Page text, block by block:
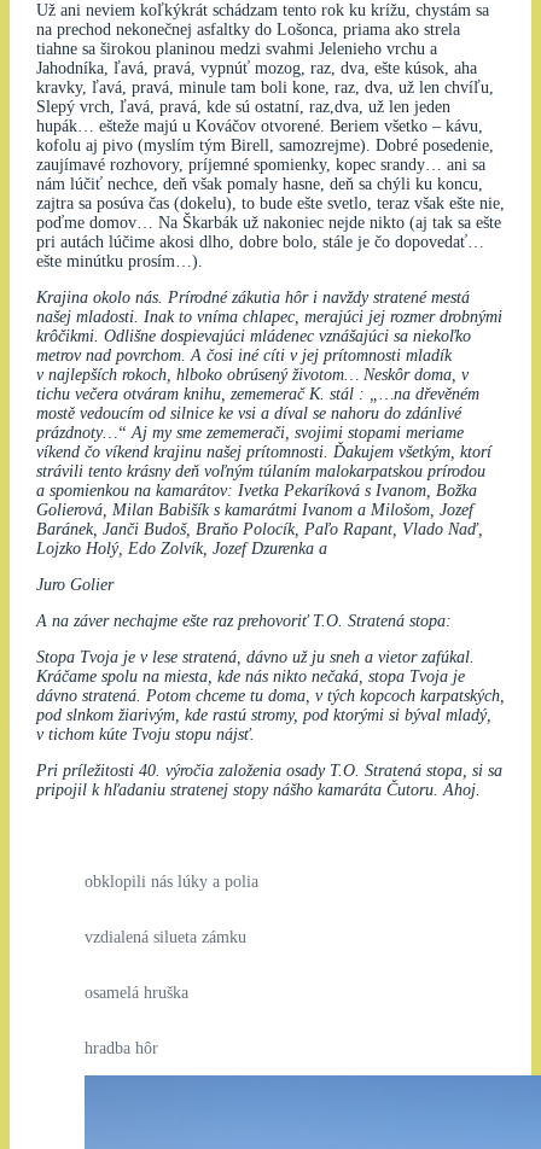
Už ani neviem koľkýkrát schádzam tento rok ku krížu, chystám sa
na prechod nekonečnej asfaltky do Lošonca, priama ako strela
tiahne sa širokou planinou medzi svahmi Jelenieho vrchu a
Jahodníka, ľavá, pravá, vypnúť mozog, raz, dva, ešte kúsok, aha
kravky, ľavá, pravá, minule tam boli kone, raz, dva, už len chvíľu,
Slepý vrch, ľavá, pravá, kde sú ostatní, raz,dva, už len jeden
hupák… ešteže majú u Kováčov otvorené. Beriem všetko – kávu,
kofolu aj pivo (myslím tým Birell, samozrejme). Dobré posedenie,
zaujímavé rozhovory, príjemné spomienky, kopec srandy… ani sa
nám lúčiť nechce, deň však pomaly hasne, deň sa chýli ku koncu,
zajtra sa posúva čas (dokelu), to bude ešte svetlo, teraz však ešte nie,
poďme domov… Na Škarbák už nakoniec nejde nikto (aj tak sa ešte
pri autách lúčime akosi dlho, dobre bolo, stále je čo dopovedať…
ešte minútku prosím…).
Krajina okolo nás. Prírodné zákutia hôr i navždy stratené mestá
našej mladosti. Inak to vníma chlapec, merajúci jej rozmer drobnými
krôčikmi. Odlišne dospievajúci mládenec vznášajúci sa niekoľko
metrov nad povrchom. A čosi iné cíti v jej prítomnosti mladík
v najlepších rokoch, hlboko obrúsený životom… Neskôr doma, v
tichu večera otváram knihu, zememerač K. stál : „…na dřevěném
mostě vedoucím od silnice ke vsi a díval se nahoru do zdánlivé
prázdnoty…“ Aj my sme zememerači, svojimi stopami meriame
víkend čo víkend krajinu našej prítomnosti. Ďakujem všetkým, ktorí
strávili tento krásny deň voľným túlaním malokarpatskou prírodou
a spomienkou na kamarátov: Ivetka Pekaríková s Ivanom, Božka
Golierová, Milan Babišík s kamarátmi Ivanom a Milošom, Jozef
Baránek, Janči Budoš, Braňo Polocík, Paľo Rapant, Vlado Naď,
Lojzko Holý, Edo Zolvík, Jozef Dzurenka a
Juro Golier
A na záver nechajme ešte raz prehovoriť T.O. Stratená stopa:
Stopa Tvoja je v lese stratená, dávno už ju sneh a vietor zafúkal.
Kráčame spolu na miesta, kde nás nikto nečaká, stopa Tvoja je
dávno stratená. Potom chceme tu doma, v tých kopcoch karpatských,
pod slnkom žiarivým, kde rastú stromy, pod ktorými si býval mladý,
v tichom kúte Tvoju stopu nájsť.
Pri príležitosti 40. výročia založenia osady T.O. Stratená stopa, si sa
pripojil k hľadaniu stratenej stopy nášho kamaráta Čutoru. Ahoj.
obklopili nás lúky a polia
vzdialená silueta zámku
osamelá hruška
hradba hôr